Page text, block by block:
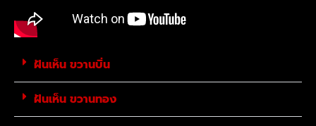
ฝันเห็น ขวานบิ่น
ฝันเห็น ขวานทอง